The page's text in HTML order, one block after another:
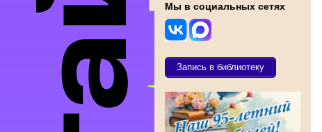
Мы в социальных сетях
Запись в библиотеку